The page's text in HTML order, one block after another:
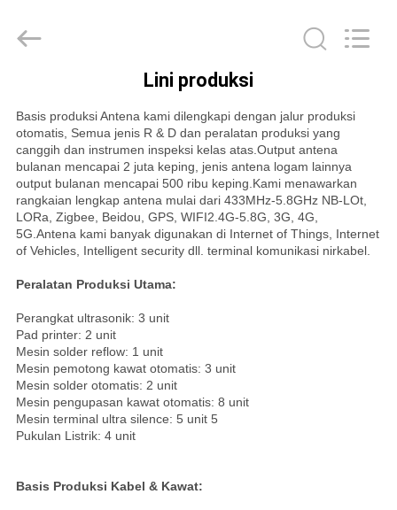
PRODUK
TENTANG
KAMI
TUR
PABRIK
KONTROL
KUALITAS
KAMI
pemasok.
Copyright
antenna.com.
Rights
Reserved.
Lini produksi
Basis produksi Antena kami dilengkapi dengan jalur produksi
otomatis, Semua jenis R & D dan peralatan produksi yang
canggih dan instrumen inspeksi kelas atas.Output antena
bulanan mencapai 2 juta keping, jenis antena logam lainnya
output bulanan mencapai 500 ribu keping.Kami menawarkan
rangkaian lengkap antena mulai dari 433MHz-5.8GHz NB-LOt,
LORa, Zigbee, Beidou, GPS, WIFI2.4G-5.8G, 3G, 4G,
5G.Antena kami banyak digunakan di Internet of Things, Internet
of Vehicles, Intelligent security dll. terminal komunikasi nirkabel.
Peralatan Produksi Utama:
Perangkat ultrasonik: 3 unit
Pad printer: 2 unit
Mesin solder reflow: 1 unit
Mesin pemotong kawat otomatis: 3 unit
Mesin solder otomatis: 2 unit
Mesin pengupasan kawat otomatis: 8 unit
Mesin terminal ultra silence: 5 unit 5
Pukulan Listrik: 4 unit
Basis Produksi Kabel & Kawat: